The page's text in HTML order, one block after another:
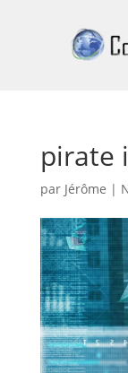
pirate
par Jérôme |